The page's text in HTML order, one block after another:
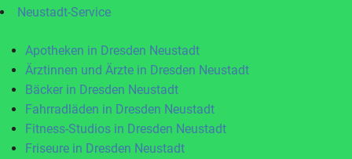
Neustadt-Service
Apotheken in Dresden Neustadt
Ärztinnen und Ärzte in Dresden Neustadt
Bäcker in Dresden Neustadt
Fahrradläden in Dresden Neustadt
Fitness-Studios in Dresden Neustadt
Friseure in Dresden Neustadt